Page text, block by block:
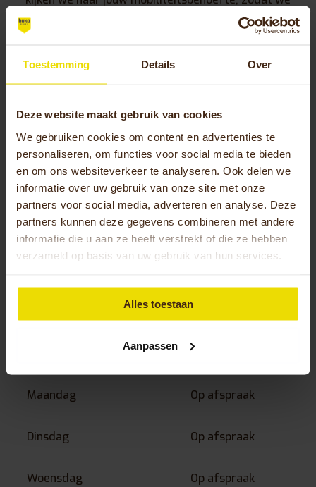
Toestemming Details Over
Deze website maakt gebruik van cookies
We gebruiken cookies om content en advertenties te
personaliseren, om functies voor social media te bieden
en om ons websiteverkeer te analyseren. Ook delen we
informatie over uw gebruik van onze site met onze
partners voor social media, adverteren en analyse. Deze
partners kunnen deze gegevens combineren met andere
informatie die u aan ze heeft verstrekt of die ze hebben
verzameld op basis van uw gebruik van hun services.
Alles toestaan
Aanpassen
een fiets kunnen adviseren die perfect aansluit bij
jouw dagelijkse gebruik, stabiliteit en comfort.
Contactgegevens:
Achel
Telefoonnummer:0032 (0)495 26 02 02
E-mail:spaas.orthopedie@gmail.com
Openingstijden
Maandag Op afspraak
Dinsdag Op afspraak
Woensdag Op afspraak